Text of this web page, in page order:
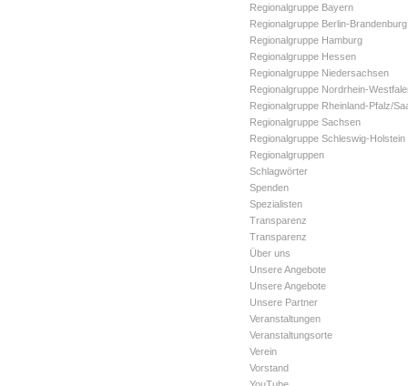
Regionalgruppe Bayern
Regionalgruppe Berlin-Brandenburg
Regionalgruppe Hamburg
Regionalgruppe Hessen
Regionalgruppe Niedersachsen
Regionalgruppe Nordrhein-
Regionalgruppe Rheinland-Pfalz/
Regionalgruppe Sachsen
Regionalgruppe Schleswig-Holstein
Regionalgruppen
Schlagwörter
Spenden
Spezialisten
Transparenz
Transparenz
Über uns
Unsere Angebote
Unsere Angebote
Unsere Partner
Veranstaltungen
Veranstaltungsorte
Verein
Vorstand